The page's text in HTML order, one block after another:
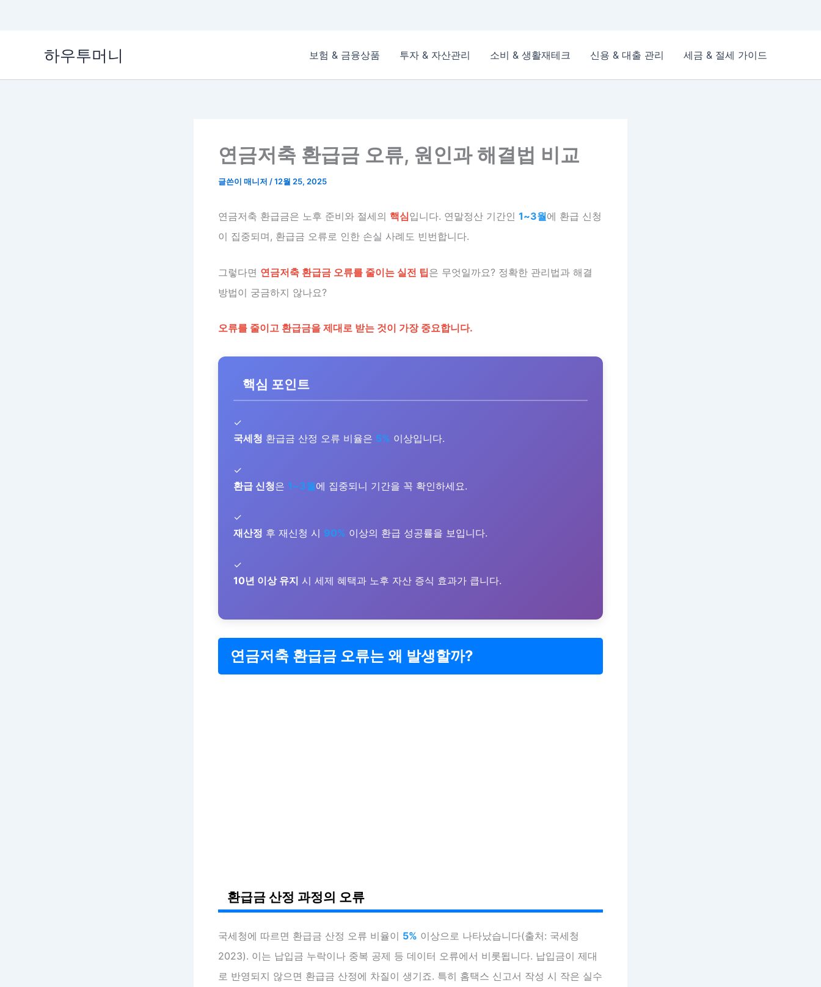
하우투머니 보험 & 금융상품 투자 & 자산관리 소비 & 생활재테크 신용 & 대출 관리 세금 & 절세 가이드
연금저축 환급금 오류, 원인과 해결법 비교
글쓴이 매니저 /12월 25, 2025
연금저축 환급금은 노후 준비와 절세의 핵심입니다. 연말정산 기간인 1~3월에 환급 신청
이 집중되며, 환급금 오류로 인한 손실 사례도 빈번합니다.
그렇다면 연금저축 환급금 오류를 줄이는 실전 팁은 무엇일까요? 정확한 관리법과 해결
방법이 궁금하지 않나요?
오류를 줄이고 환급금을 제대로 받는 것이 가장 중요합니다.
핵심 포인트
✓
국세청 환급금 산정 오류 비율은 5% 이상입니다.
✓
환급 신청은 1~3월에 집중되니 기간을 꼭 확인하세요.
✓
재산정 후 재신청 시 90% 이상의 환급 성공률을 보입니다.
✓
10년 이상 유지 시 세제 혜택과 노후 자산 증식 효과가 큽니다.
연금저축 환급금 오류는 왜 발생할까?
환급금 산정 과정의 오류
국세청에 따르면 환급금 산정 오류 비율이 5% 이상으로 나타났습니다(출처: 국세청
2023). 이는 납입금 누락이나 중복 공제 등 데이터 오류에서 비롯됩니다. 납입금이 제대
로 반영되지 않으면 환급금 산정에 차질이 생기죠. 특히 홈택스 신고서 작성 시 작은 실수